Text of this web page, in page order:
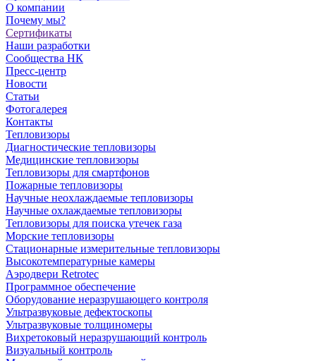
О компании
Почему мы?
Сертификаты
Наши разработки
Сообщества НК
Пресс-центр
Новости
Статьи
Фотогалерея
Контакты
Тепловизоры
Диагностические тепловизоры
Медицинские тепловизоры
Тепловизоры для смартфонов
Пожарные тепловизоры
Научные неохлаждаемые тепловизоры
Научные охлаждаемые тепловизоры
Тепловизоры для поиска утечек газа
Морские тепловизоры
Стационарные измерительные тепловизоры
Высокотемпературные камеры
Аэродвери Retrotec
Программное обеспечение
Оборудование неразрушающего контроля
Ультразвуковые дефектоскопы
Ультразвуковые толщиномеры
Вихретоковый неразрушающий контроль
Визуальный контроль